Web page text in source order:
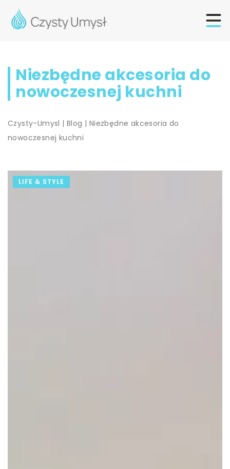
Niezbędne akcesoria do
nowoczesnej kuchni
Czysty-Umysl |Blog | Niezbędne akcesoria do
nowoczesnej kuchni
LIFE & STYLE